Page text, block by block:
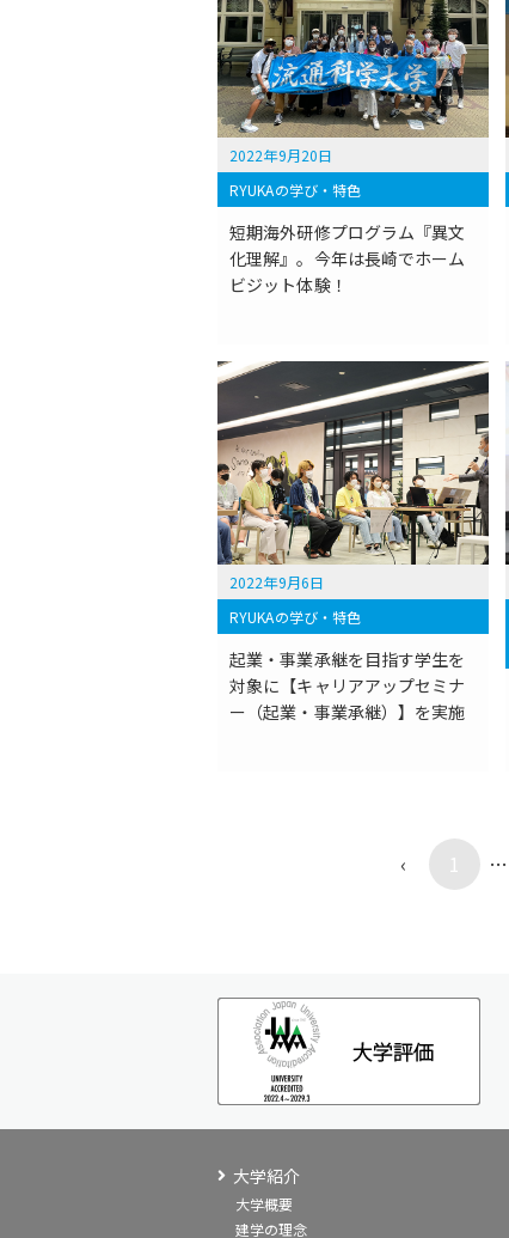
2022年9月20日
RYUKAの学び・特色
短期海外研修プログラム『異文
化理解』。今年は長崎でホーム
ビジット体験！
2022年9月6日
RYUKAの学び・特色
起業・事業承継を目指す学生を
対象に【キャリアアップセミナ
ー（起業・事業承継）】を実施
‹ 1 …
大学紹介
大学概要
建学の理念